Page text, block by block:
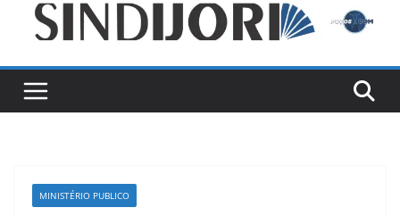
MINISTÉRIO PUBLICO